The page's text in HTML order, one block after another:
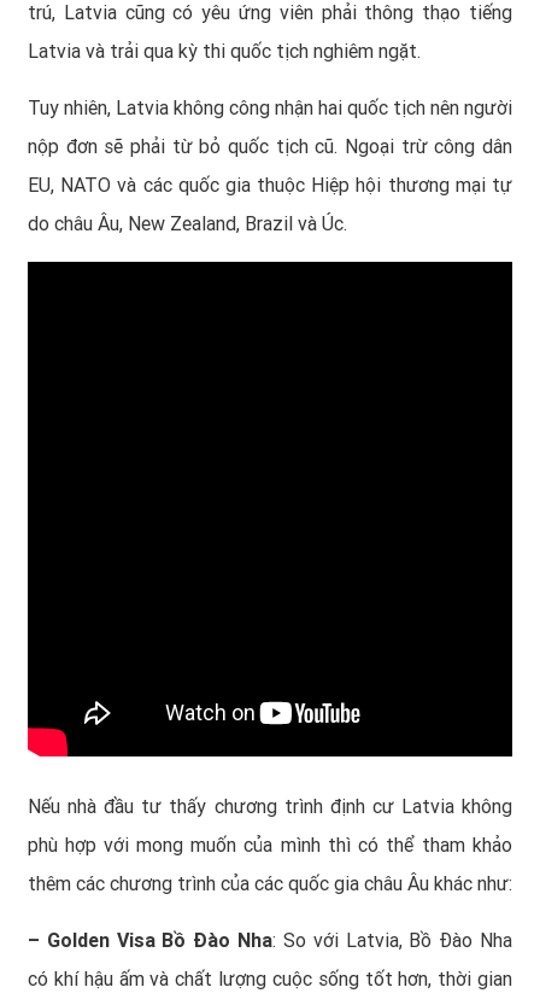
trú, Latvia cũng có yêu ứng viên phải thông thạo tiếng
Latvia và trải qua kỳ thi quốc tịch nghiêm ngặt.
Tuy nhiên, Latvia không công nhận hai quốc tịch nên người
nộp đơn sẽ phải từ bỏ quốc tịch cũ. Ngoại trừ công dân
EU, NATO và các quốc gia thuộc Hiệp hội thương mại tự
do châu Âu, New Zealand, Brazil và Úc.
Nếu nhà đầu tư thấy chương trình định cư Latvia không
phù hợp với mong muốn của mình thì có thể tham khảo
thêm các chương trình của các quốc gia châu Âu khác như:
– Golden Visa Bồ Đào Nha: So với Latvia, Bồ Đào Nha
có khí hậu ấm và chất lượng cuộc sống tốt hơn, thời gian